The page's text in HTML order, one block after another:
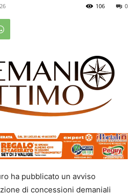
0
106
ha pubblicato un avviso
di concessioni demaniali